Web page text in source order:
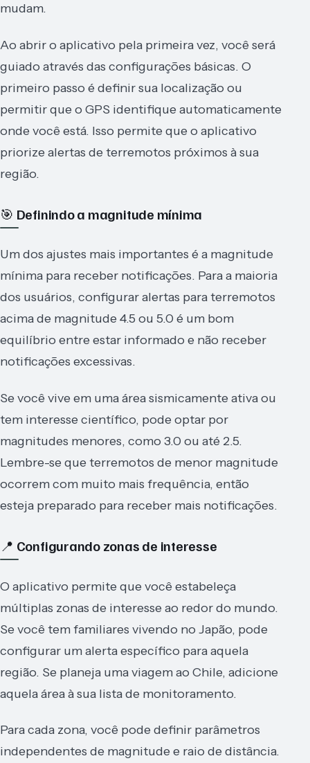
mudam.
Ao abrir o aplicativo pela primeira vez, você será
guiado através das configurações básicas. O
primeiro passo é definir sua localização ou
permitir que o GPS identifique automaticamente
onde você está. Isso permite que o aplicativo
priorize alertas de terremotos próximos à sua
região.
🎯 Definindo a magnitude mínima
Um dos ajustes mais importantes é a magnitude
mínima para receber notificações. Para a maioria
dos usuários, configurar alertas para terremotos
acima de magnitude 4.5 ou 5.0 é um bom
equilíbrio entre estar informado e não receber
notificações excessivas.
Se você vive em uma área sismicamente ativa ou
tem interesse científico, pode optar por
magnitudes menores, como 3.0 ou até 2.5.
Lembre-se que terremotos de menor magnitude
ocorrem com muito mais frequência, então
esteja preparado para receber mais notificações.
📍 Configurando zonas de interesse
O aplicativo permite que você estabeleça
múltiplas zonas de interesse ao redor do mundo.
Se você tem familiares vivendo no Japão, pode
configurar um alerta específico para aquela
região. Se planeja uma viagem ao Chile, adicione
aquela área à sua lista de monitoramento.
Para cada zona, você pode definir parâmetros
independentes de magnitude e raio de distância.